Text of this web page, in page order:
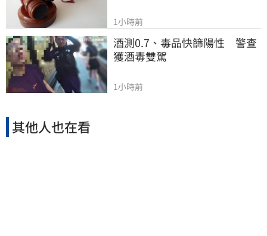
1小時前
酒測0.7、毒品快篩陽性　警查
獲酒毒雙駕
1小時前
其他人也在看